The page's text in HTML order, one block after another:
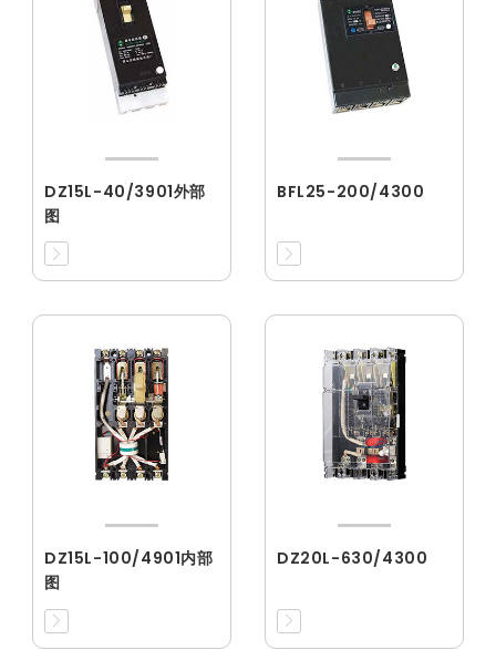
DZ15L-40/3901外部
图
BFL25-200/4300
DZ15L-100/4901内部
图
DZ20L-630/4300